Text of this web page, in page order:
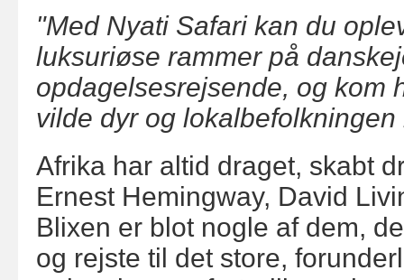
"Med Nyati Safari kan du
luksuriøse rammer på
opdagelsesrejsende, og kom
vilde dyr og lokalbefolkningen
Afrika har altid draget, skabt
Ernest Hemingway, David
Blixen er blot nogle af dem,
og rejste til det store,